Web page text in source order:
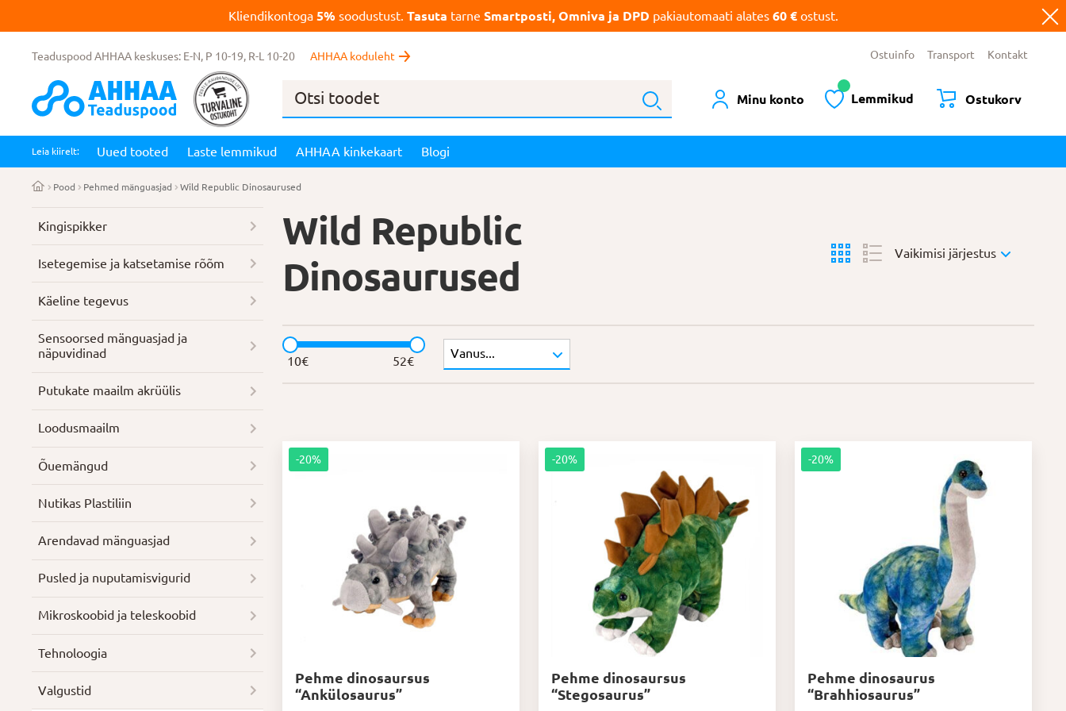
Kliendikontoga5% soodustust. Tasuta tarne Smartposti, Omniva ja DPD pakiautomaati alates 60 € ostust.
Teaduspood AHHAA keskuses: E-N, P 10-19, R-L 10-20 AHHAA koduleht Ostuinfo Transport Kontakt
Products
Minu konto Lemmikud Ostukorv
Leia kiirelt: Uued tooted Laste lemmikud AHHAA kinkekaart Blogi
Pood Pehmed mänguasjad Wild Republic Dinosaurused
Wild Republic
Dinosaurused
10€ 52€
-20%
Pehme dinosaursus
“Ankülosaurus”
-20%
Pehme dinosaursus
“Stegosaurus”
-20%
Pehme dinosaurus
“Brahhiosaurus”
Kingispikker
Isetegemise ja katsetamise rõõm
Käeline tegevus
Sensoorsed mänguasjad ja
näpuvidinad
Putukate maailm akrüülis
Loodusmaailm
Õuemängud
Nutikas Plastiliin
Arendavad mänguasjad
Pusled ja nuputamisvigurid
Mikroskoobid ja teleskoobid
Tehnoloogia
Valgustid